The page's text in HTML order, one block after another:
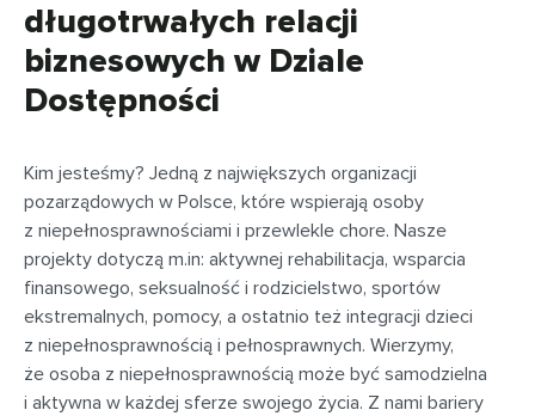
długotrwałych relacji
biznesowych w Dziale
Dostępności
Kim jesteśmy? Jedną z największych organizacji
pozarządowych w Polsce, które wspierają osoby
z niepełnosprawnościami i przewlekle chore. Nasze
projekty dotyczą m.in: aktywnej rehabilitacja, wsparcia
finansowego, seksualność i rodzicielstwo, sportów
ekstremalnych, pomocy, a ostatnio też integracji dzieci
z niepełnosprawnością i pełnosprawnych. Wierzymy,
że osoba z niepełnosprawnością może być samodzielna
i aktywna w każdej sferze swojego życia. Z nami bariery